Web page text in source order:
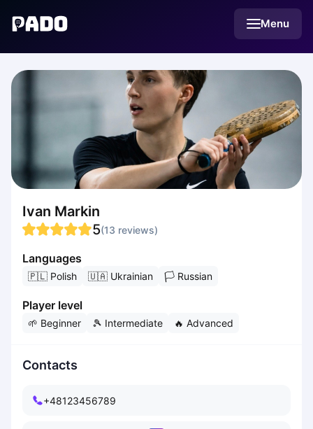
Menu
Українська
English
Budapest
Riga
Arlamow
Bialystok
Bielsko-Biala
Bolesławiec
Bydgoszcz
Czestochowa
Dabrowa Gornicza
Gdynia
Ivan Markin
5(13 reviews)
Languages
🇵🇱 Polish 🇺🇦 Ukrainian 🏳 Russian
Player level
🌱 Beginner 🎾 Intermediate 🔥 Advanced
Contacts
+48123456789